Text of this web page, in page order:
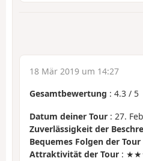
18 Mär 2019 um 14:27
Gesamtbewertung : 4.3 / 5
Datum deiner Tour : 27.
Zuverlässigkeit der
Bequemes Folgen der Tour
Attraktivität der Tour :